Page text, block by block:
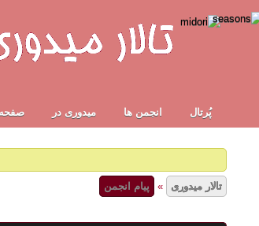
پُرتال انجمن ها ميدوری در
تالار میدوری » پیام انجمن